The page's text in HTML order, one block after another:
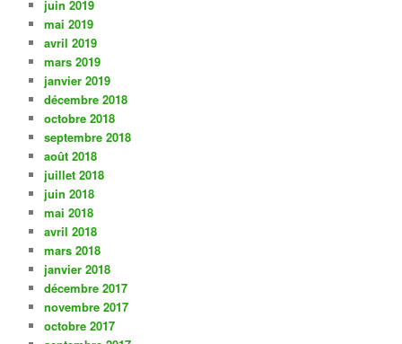
juin 2019
mai 2019
avril 2019
mars 2019
janvier 2019
décembre 2018
octobre 2018
septembre 2018
août 2018
juillet 2018
juin 2018
mai 2018
avril 2018
mars 2018
janvier 2018
décembre 2017
novembre 2017
octobre 2017